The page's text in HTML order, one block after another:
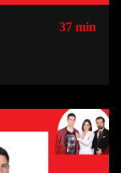
37 min